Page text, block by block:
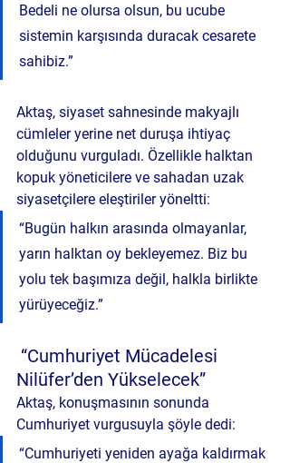
Bedeli ne olursa olsun, bu ucube
sistemin karşısında duracak cesarete
sahibiz.”
Aktaş, siyaset sahnesinde makyajlı
cümleler yerine net duruşa ihtiyaç
olduğunu vurguladı. Özellikle halktan
kopuk yöneticilere ve sahadan uzak
siyasetçilere eleştiriler yöneltti:
“Bugün halkın arasında olmayanlar,
yarın halktan oy bekleyemez. Biz bu
yolu tek başımıza değil, halkla birlikte
yürüyeceğiz.”
Nilüfer’den Yükselecek”
Aktaş, konuşmasının sonunda
Cumhuriyet vurgusuyla şöyle dedi:
“Cumhuriyeti yeniden ayağa kaldırmak